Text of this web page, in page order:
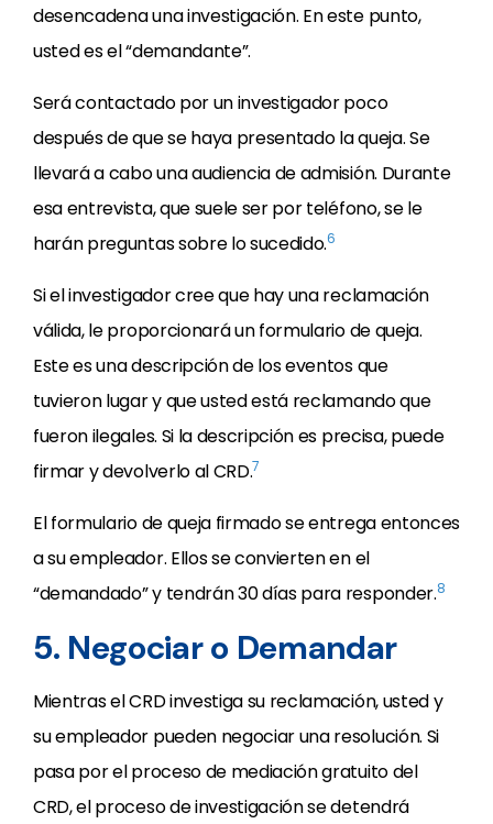
desencadena una investigación. En este punto,
usted es el “demandante”.
Será contactado por un investigador poco
después de que se haya presentado la queja. Se
llevará a cabo una audiencia de admisión. Durante
esa entrevista, que suele ser por teléfono, se le
harán preguntas sobre lo sucedido.6
Si el investigador cree que hay una reclamación
válida, le proporcionará un formulario de queja.
Este es una descripción de los eventos que
tuvieron lugar y que usted está reclamando que
fueron ilegales. Si la descripción es precisa, puede
firmar y devolverlo al CRD.7
El formulario de queja firmado se entrega entonces
a su empleador. Ellos se convierten en el
“demandado” y tendrán 30 días para responder.8
5. Negociar o Demandar
Mientras el CRD investiga su reclamación, usted y
su empleador pueden negociar una resolución. Si
pasa por el proceso de mediación gratuito del
CRD, el proceso de investigación se detendrá